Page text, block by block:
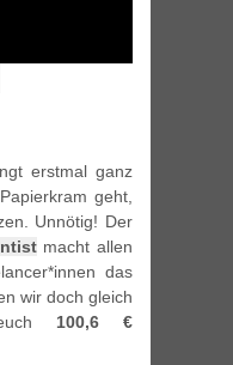
erstmal ganz
geht,
Unnötig! Der
macht allen
das
wir doch gleich
100,6 €